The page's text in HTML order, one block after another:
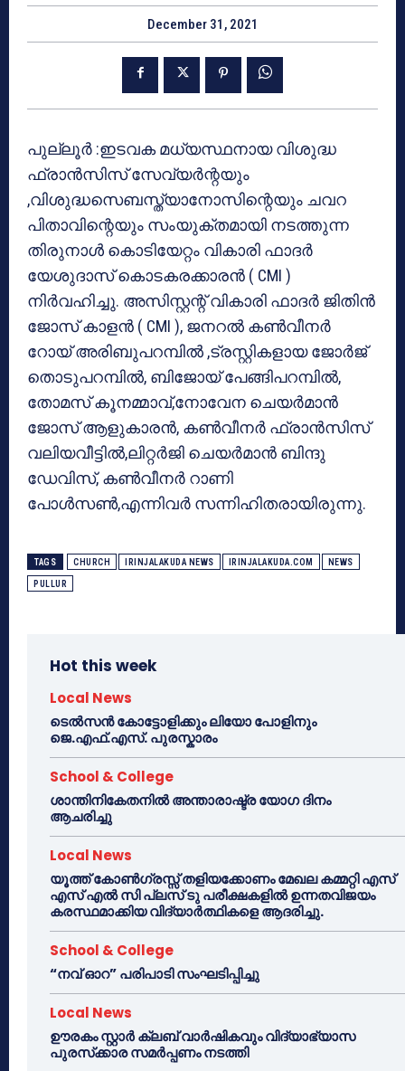
December 31, 2021
പുല്ലൂർ :ഇടവക മധ്യസ്ഥനായ വിശുദ്ധ
ഫ്രാൻസിസ് സേവ്യർന്റയും
,വിശുദ്ധസെബസ്ത്യാനോസിന്റെയും ചവറ
പിതാവിന്റെയും സംയുക്തമായി നടത്തുന്ന
തിരുനാൾ കൊടിയേറ്റം വികാരി ഫാദർ
യേശുദാസ് കൊടകരക്കാരൻ ( CMI )
നിർവഹിച്ചു. അസിസ്റ്റന്റ് വികാരി ഫാദർ ജിതിൻ
ജോസ് കാളൻ ( CMI ), ജനറൽ കൺവീനർ
റോയ് അരിബുപറമ്പിൽ ,ട്രസ്റ്റികളായ ജോർജ്
തൊടുപറമ്പിൽ, ബിജോയ് പേങ്ങിപറമ്പിൽ,
തോമസ് കൂനമ്മാവ്,നോവേന ചെയർമാൻ
ജോസ് ആളുകാരൻ, കൺവീനർ ഫ്രാൻസിസ്
വലിയവീട്ടിൽ,ലിറ്റർജി ചെയർമാൻ ബിന്ദു
ഡേവിസ്, കൺവീനർ റാണി
പോൾസൺ,എന്നിവർ സന്നിഹിതരായിരുന്നു.
TAGS CHURCH IRINJALAKUDA NEWS IRINJALAKUDA.COM NEWS
PULLUR
Hot this week
Local News
ടെൽസൻ കോട്ടോളിക്കും ലിയോ പോളിനും
ജെ.എഫ്.എസ്. പുരസ്കാരം
School & College
ശാന്തിനികേതനിൽ അന്താരാഷ്ട്ര യോഗ ദിനം
ആചരിച്ചു
Local News
യൂത്ത് കോൺഗ്രസ്സ് തളിയക്കോണം മേഖല കമ്മറ്റി എസ്
എസ് എൽ സി പ്ലസ് ടു പരീക്ഷകളിൽ ഉന്നതവിജയം
കരസ്ഥമാക്കിയ വിദ്യാർത്ഥികളെ ആദരിച്ചു.
School & College
“നവ് ഓറ” പരിപാടി സംഘടിപ്പിച്ചു
Local News
ഊരകം സ്റ്റാർ ക്ലബ് വാർഷികവും വിദ്യാഭ്യാസ
പുരസ്‌ക്കാര സമർപ്പണം നടത്തി